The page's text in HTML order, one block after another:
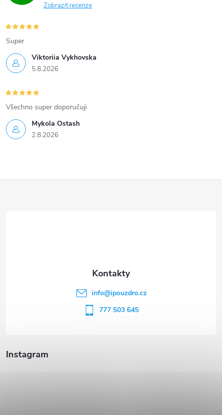
Zobrazit recenze
Viktoriia Vykhovska
5.8.2026
Super
Mykola Ostash
2.8.2026
Všechno super doporučuji
Instagram
info@ipouzdro.cz
777 503 645